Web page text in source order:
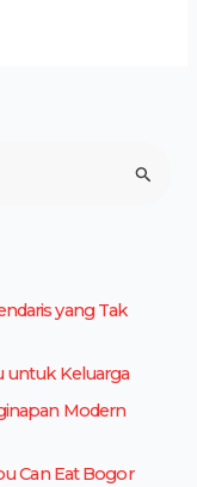
yang Tak
untuk Keluarga
Modern
Can Eat Bogor